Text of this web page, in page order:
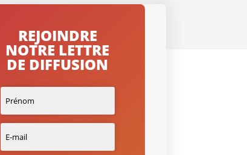
REJOINDRE
NOTRE LETTRE
DE DIFFUSION